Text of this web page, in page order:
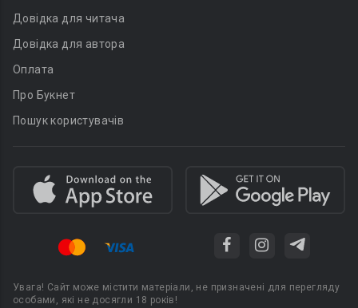
Довідка для читача
Довідка для автора
Оплата
Про Букнет
Пошук користувачів
Увага! Сайт може містити матеріали, не призначені для перегляду
особами, які не досягли 18 років!